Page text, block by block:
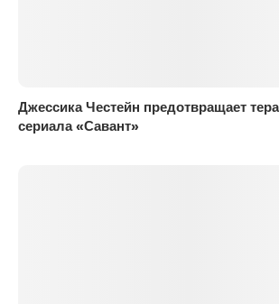
Джессика Честейн предотвращает
сериала «Савант»